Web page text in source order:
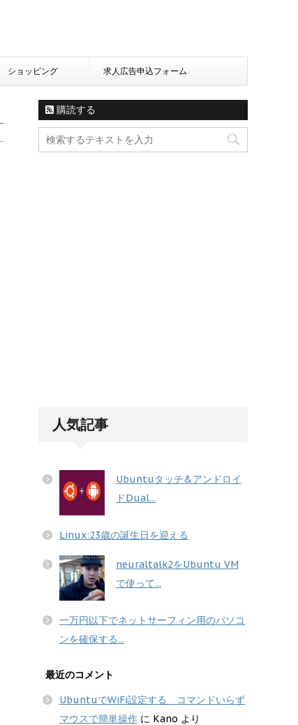
ショッピング 求人広告申込フォーム
購読する
人気記事
Ubuntuタッチ&アンドロイ
ドDual...
Linux:23歳の誕生日を迎える
neuraltalk2をUbuntu VM
で使って...
一万円以下でネットサーフィン用のパソコ
ンを確保する...
最近のコメント
UbuntuでWiFi設定する コマンドいらず
マウスで簡単操作 に Kano より